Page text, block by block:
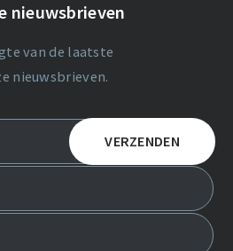
nieuwsbrieven
van de laatste
nieuwsbrieven.